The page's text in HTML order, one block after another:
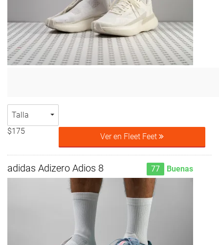
Talla
$175
Ver en Fleet Feet
adidas Adizero Adios 8 77 Buenas